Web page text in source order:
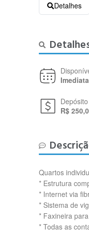
Detalhes
R$
Quartos
* Estrutura
* Internet via
* Sistema de
* Faxineira
* Todas as